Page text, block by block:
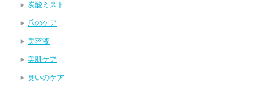
炭酸ミスト
爪のケア
美容液
美肌ケア
臭いのケア